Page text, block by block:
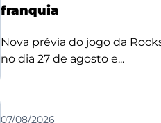
franquia
Nova prévia do jogo da
no dia 27 de agosto e...
07/08/2026